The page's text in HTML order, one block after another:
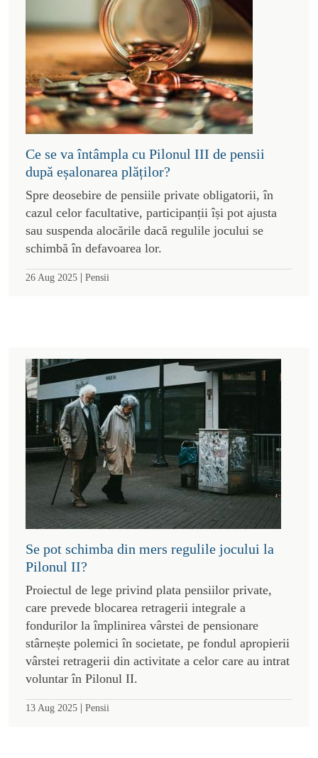
Ce se va întâmpla cu Pilonul III de pensii
după eșalonarea plăților?
Spre deosebire de pensiile private obligatorii, în
cazul celor facultative, participanții își pot ajusta
sau suspenda alocările dacă regulile jocului se
schimbă în defavoarea lor.
26 Aug 2025 | Pensii
Se pot schimba din mers regulile jocului la
Pilonul II?
Proiectul de lege privind plata pensiilor private,
care prevede blocarea retragerii integrale a
fondurilor la împlinirea vârstei de pensionare
stârnește polemici în societate, pe fondul apropierii
vârstei retragerii din activitate a celor care au intrat
voluntar în Pilonul II.
13 Aug 2025 | Pensii